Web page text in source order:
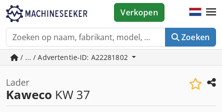
Zoeken
Verkopen
/ ... / Advertentie-ID: A22281802
Lader
Kaweco KW 37